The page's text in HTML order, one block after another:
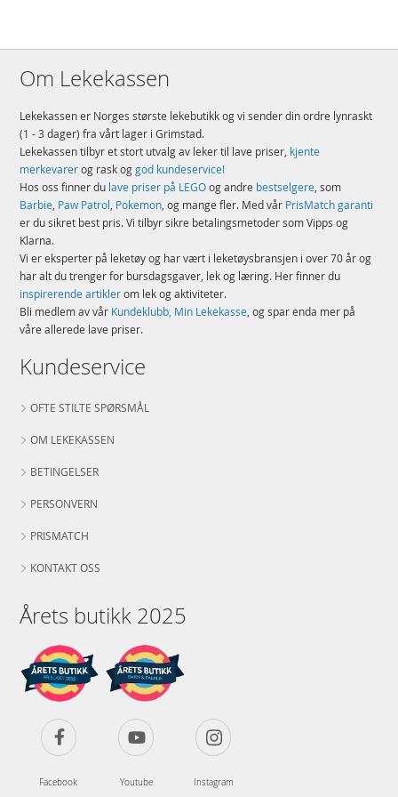
Produktdetaljer
EAN
Merke Konfidence
Om Lekekassen
Lekekassen er Norges største lekebutikk og vi sender din ordre lynraskt
(1 - 3 dager) fra vårt lager i Grimstad.
Lekekassen tilbyr et stort utvalg av leker til lave priser, kjente
merkevarerog rask oggod kundeservice!
Hos oss finner du lave priser på LEGOog andre bestselgere, som
Barbie, Paw Patrol, Pokemon, og mange fler. Med vår PrisMatch garanti
er du sikret best pris. Vi tilbyr sikre betalingsmetoder som Vipps og
Klarna.
Vi er eksperter på leketøy og har vært i leketøysbransjen i over 70 år og
har alt du trenger for bursdagsgaver, lek og læring. Her finner du
inspirerende artiklerom lek og aktiviteter.
Bli medlem av vår Kundeklubb, Min Lekekasse, og spar enda mer på
våre allerede lave priser.
Kundeservice
OFTE STILTE SPØRSMÅL
OM LEKEKASSEN
BETINGELSER
PERSONVERN
PRISMATCH
KONTAKT OSS
Årets butikk 2025
Facebook Youtube Instagram